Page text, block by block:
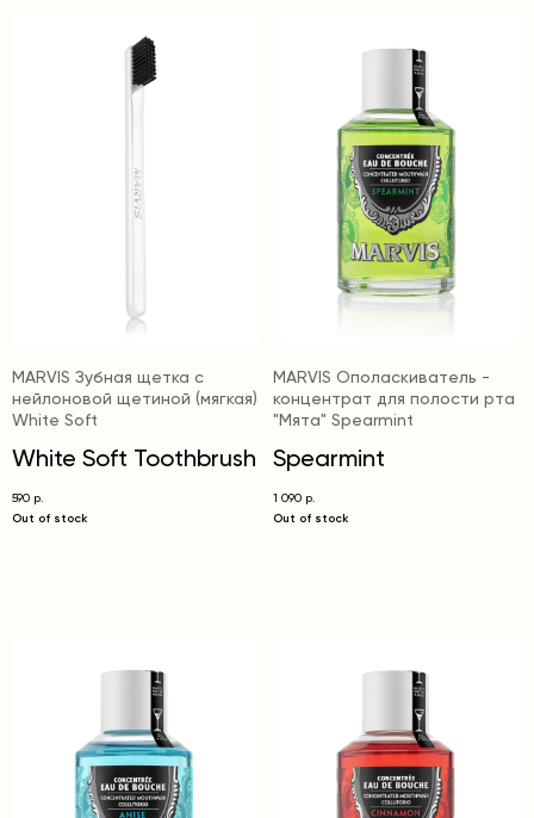
MARVIS Зубная щетка с
нейлоновой щетиной (мягкая)
White Soft
White Soft Toothbrush
590 р.
Out of stock
MARVIS Ополаскиватель -
концентрат для полости рта
"Мята" Spearmint
Spearmint
1 090 р.
Out of stock